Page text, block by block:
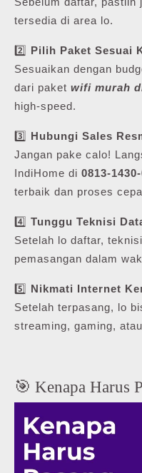
tersedia di area lo.
2️⃣ Pilih Paket Sesuai
Sesuaikan dengan
dari paket wifi murah
high-speed.
3️⃣ Hubungi Sales
Jangan pake calo!
IndiHome di 0813-
terbaik dan proses
4️⃣ Tunggu Teknisi
Setelah lo daftar,
pemasangan dalam
5️⃣ Nikmati Internet
Setelah terpasang, lo
streaming, gaming,
🎯 Kenapa Harus